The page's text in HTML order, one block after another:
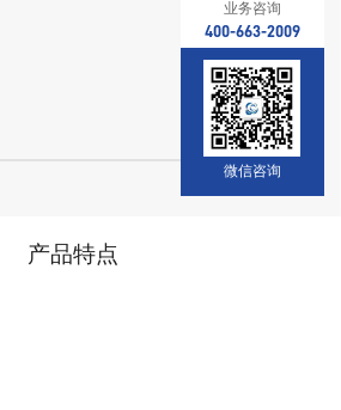
产品特点
业务咨询
400-663-2009
微信咨询